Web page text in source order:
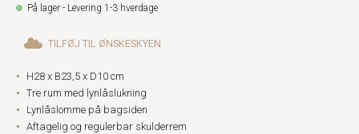
På lager - Levering 1-3 hverdage
TILFØJ TIL ØNSKESKYEN
H28 x B23,5 x D10 cm
Tre rum med lynlåslukning
Lynlåslomme på bagsiden
Aftagelig og regulerbar skulderrem